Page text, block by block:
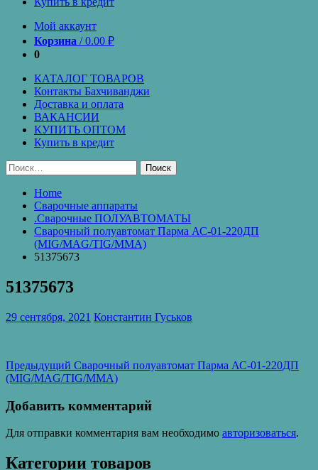
Мой аккаунт
Корзина /0.00 ₽
0
КАТАЛОГ ТОВАРОВ
Контакты Бахчиванджи
Доставка и оплата
ВАКАНСИИ
КУПИТЬ ОПТОМ
Купить в кредит
Найти:
Home
Сварочные аппараты
.Сварочные ПОЛУАВТОМАТЫ
Cварочный полуавтомат Парма АС-01-220ДП
(MIG/MAG/TIG/MMA)
51375673
51375673
29 сентября, 2021 Константин Гуськов
Навигация
по
записям
Предыдущий Предыдущая
запись:
Cварочный полуавтомат Парма АС-01-220ДП
(MIG/MAG/TIG/MMA)
Добавить комментарий
Для отправки комментария вам необходимо авторизоваться.
Категории товаров